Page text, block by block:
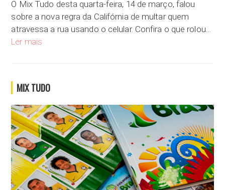
O Mix Tudo desta quarta-feira, 14 de março, falou
sobre a nova regra da Califórnia de multar quem
atravessa a rua usando o celular. Confira o que rolou…
Ler mais
MIX TUDO